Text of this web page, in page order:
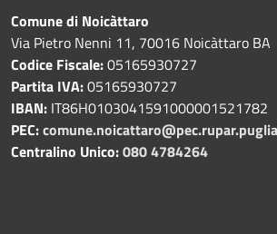
Comune di Noicàttaro
Via Pietro Nenni 11, 70016 Noicàttaro BA
Codice Fiscale:05165930727
Partita IVA:05165930727
IBAN: IT86H0103041591000001521782
PEC:
Centralino Unico:080 4784264